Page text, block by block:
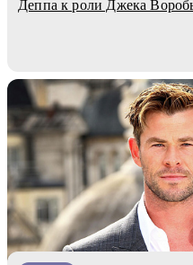
Деппа к роли Джека